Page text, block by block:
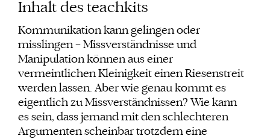
Inhalt des teachkits
Kommunikation kann gelingen oder
misslingen – Missverständnisse und
Manipulation können aus einer
vermeintlichen Kleinigkeit einen Riesenstreit
werden lassen. Aber wie genau kommt es
eigentlich zu Missverständnissen? Wie kann
es sein, dass jemand mit den schlechteren
Argumenten scheinbar trotzdem eine